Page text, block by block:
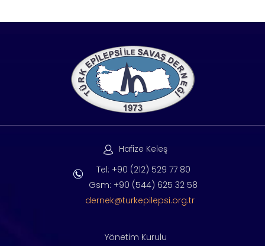
Hafize Keleş
Tel: +90 (212) 529 77 80
Gsm: +90 (544) 625 32 58
dernek@turkepilepsi.org.tr
Yönetim Kurulu